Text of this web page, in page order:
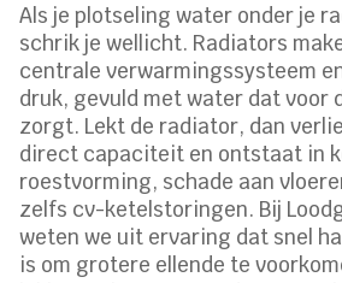
Als je plotseling water onder je
schrik je wellicht. Radiators
centrale verwarmingssysteem
druk, gevuld met water dat voor
zorgt. Lekt de radiator, dan
direct capaciteit en ontstaat in
roestvorming, schade aan
zelfs cv-ketelstoringen. Bij
weten we uit ervaring dat snel
is om grotere ellende te